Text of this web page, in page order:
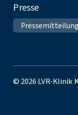
Presse
© 2026 LVR-Klinik